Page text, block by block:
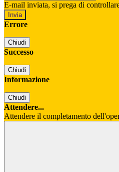
E-mail inviata, si prega di
Errore
Chiudi
Successo
Chiudi
Informazione
Chiudi
Attendere...
Attendere il completamento